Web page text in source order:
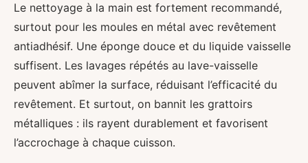
Le nettoyage à la main est fortement recommandé,
surtout pour les moules en métal avec revêtement
antiadhésif. Une éponge douce et du liquide vaisselle
suffisent. Les lavages répétés au lave-vaisselle
peuvent abîmer la surface, réduisant l’efficacité du
revêtement. Et surtout, on bannit les grattoirs
métalliques : ils rayent durablement et favorisent
l’accrochage à chaque cuisson.